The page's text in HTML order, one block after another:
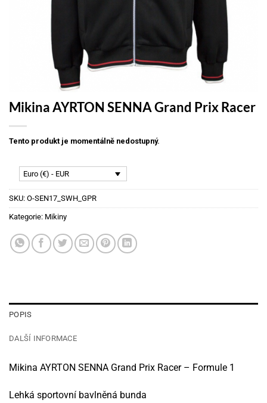
Mikina AYRTON SENNA Grand Prix Racer
Tento produkt je momentálně nedostupný.
Euro (€) - EUR
SKU: O-SEN17_SWH_GPR
Kategorie: Mikiny
POPIS
DALŠÍ INFORMACE
Mikina AYRTON SENNA Grand Prix Racer – Formule 1
Lehká sportovní bavlněná bunda